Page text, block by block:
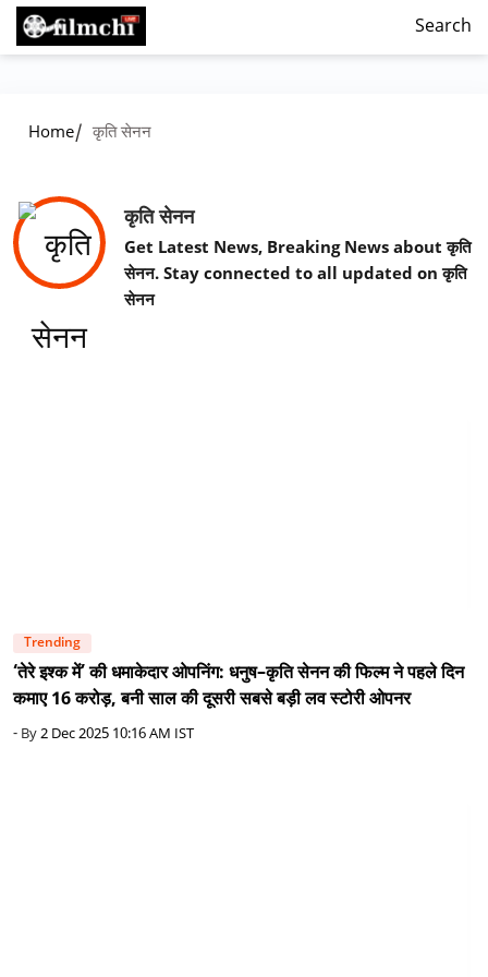
Search
Home/ कृति सेनन
कृति सेनन
Get Latest News, Breaking News about कृति
सेनन. Stay connected to all updated on कृति
सेनन
Trending
‘तेरे इश्क में’ की धमाकेदार ओपनिंग: धनुष–कृति सेनन की फिल्म ने पहले दिन
कमाए 16 करोड़, बनी साल की दूसरी सबसे बड़ी लव स्टोरी ओपनर
- By2 Dec 2025 10:16 AM IST